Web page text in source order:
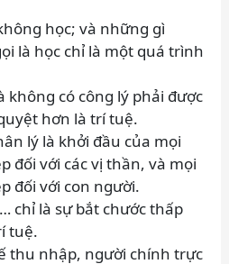
học; và những gì
là học chỉ là một quá trình
không có công lý phải được
hơn là trí tuệ.
lý là khởi đầu của mọi
đối với các vị thần, và mọi
đối với con người.
chỉ là sự bắt chước thấp
tuệ.
thu nhập, người chính trực